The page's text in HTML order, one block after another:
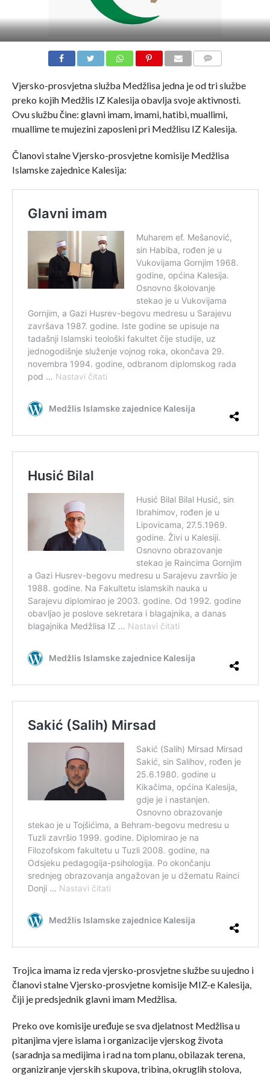
Vjersko-prosvjetna služba Medžlisa jedna je od tri službe
preko kojih Medžlis IZ Kalesija obavlja svoje aktivnosti.
Ovu službu čine: glavni imam, imami, hatibi, muallimi,
muallime te mujezini zaposleni pri Medžlisu IZ Kalesija.
Članovi stalne Vjersko-prosvjetne komisije Medžlisa
Islamske zajednice Kalesija:
Trojica imama iz reda vjersko-prosvjetne službe su ujedno i
članovi stalne Vjersko-prosvjetne komisije MIZ-e Kalesija,
čiji je predsjednik glavni imam Medžlisa.
Preko ove komisije uređuje se sva djelatnost Medžlisa u
pitanjima vjere islama i organizacije vjerskog života
(saradnja sa medijima i rad na tom planu, obilazak terena,
organiziranje vjerskih skupova, tribina, okruglih stolova,